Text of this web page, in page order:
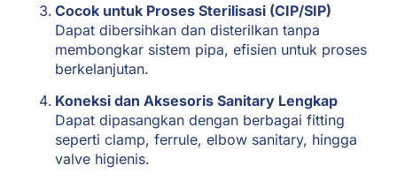
Cocok untuk Proses Sterilisasi (CIP/SIP)
Dapat dibersihkan dan disterilkan tanpa
membongkar sistem pipa, efisien untuk proses
berkelanjutan.
Koneksi dan Aksesoris Sanitary Lengkap
Dapat dipasangkan dengan berbagai fitting
seperti clamp, ferrule, elbow sanitary, hingga
valve higienis.